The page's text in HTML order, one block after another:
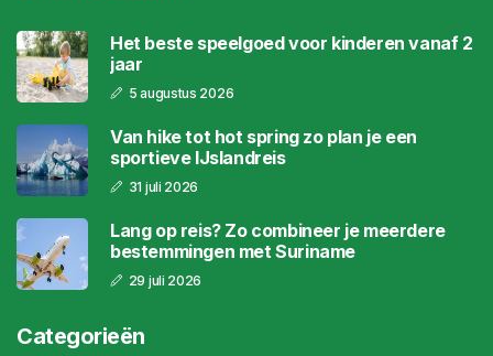
Het beste speelgoed voor kinderen vanaf 2
jaar
5 augustus 2026
Van hike tot hot spring zo plan je een
sportieve IJslandreis
31 juli 2026
Lang op reis? Zo combineer je meerdere
bestemmingen met Suriname
29 juli 2026
Categorieën